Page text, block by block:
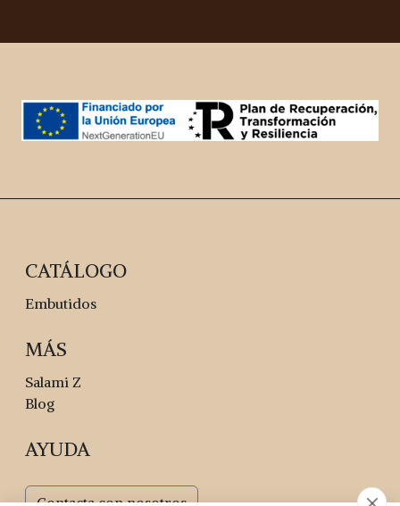
CATÁLOGO
Embutidos
MÁS
Salami Z
Blog
AYUDA